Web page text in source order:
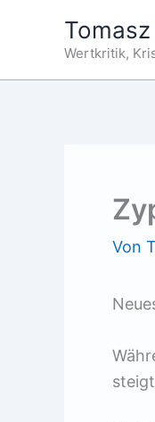
Wertkritik,
Von